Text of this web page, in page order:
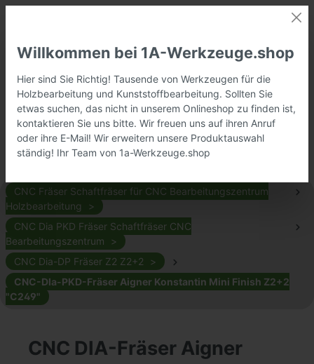
CNC Fräser Schaftfräser für CNC Bearbeitungszentrum
Holzbearbeitung
CNC Dia PKD Fräser Schaftfräser CNC
Bearbeitungszentrum
CNC Dia-DP Fräser Z2 Z2+2
CNC-DIa-PKD-Fräser Aigner Konstantin Mini Finish Z2+2
"C249"
CNC DIA-Fräser Aigner
Willkommen bei 1A-Werkzeuge.shop
Hier sind Sie Richtig! Tausende von Werkzeugen für die
Holzbearbeitung und Kunststoffbearbeitung. Sollten Sie
etwas suchen, das nicht in unserem Onlineshop zu finden ist,
kontaktieren Sie uns bitte. Wir freuen uns auf ihren Anruf
oder ihre E-Mail! Wir erweitern unsere Produktauswahl
ständig! Ihr Team von 1a-Werkzeuge.shop